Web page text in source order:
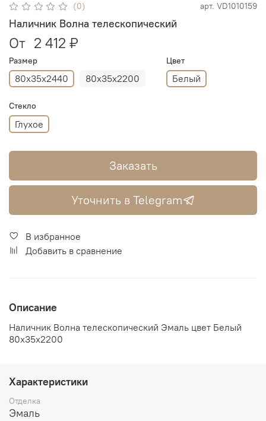
(0) арт. VD1010159
Наличник Волна телескопический
От 2 412 ₽
Размер
80х35х2440 80х35х2200
Цвет
Белый
Стекло
Глухое
Заказать
Уточнить в Telegram
В избранное
Добавить в сравнение
Описание
Наличник Волна телескопический Эмаль цвет Белый
80х35х2200
Характеристики
Отделка
Эмаль